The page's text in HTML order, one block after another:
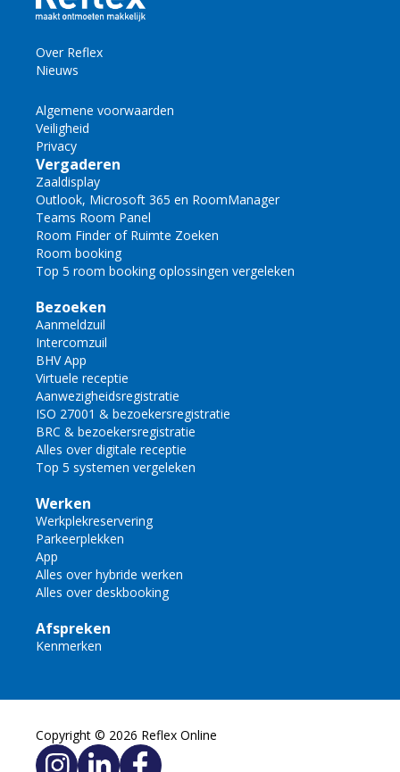
Over Reflex
Nieuws
Algemene voorwaarden
Veiligheid
Privacy
Vergaderen
Zaaldisplay
Outlook, Microsoft 365 en RoomManager
Teams Room Panel
Room Finder of Ruimte Zoeken
Room booking
Top 5 room booking oplossingen vergeleken
Bezoeken
Aanmeldzuil
Intercomzuil
BHV App
Virtuele receptie
Aanwezigheidsregistratie
ISO 27001 & bezoekersregistratie
BRC & bezoekersregistratie
Alles over digitale receptie
Top 5 systemen vergeleken
Werken
Werkplekreservering
Parkeerplekken
App
Alles over hybride werken
Alles over deskbooking
Afspreken
Kenmerken
Copyright © 2026 Reflex Online